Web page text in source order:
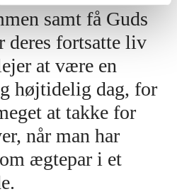
samt få Guds
deres fortsatte liv
at være en
højtidelig dag, for
at takke for
når man har
ægtepar i et